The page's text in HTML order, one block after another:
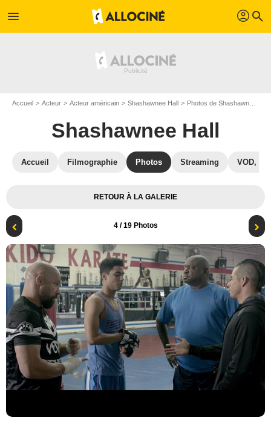
menu profil search
Accueil Acteur Acteur américain Shashawnee Hall Photos de Shashawnee Hall
Shashawnee Hall
Accueil Filmographie Photos Streaming VOD,
RETOUR À LA GALERIE
4/ 19 Photos